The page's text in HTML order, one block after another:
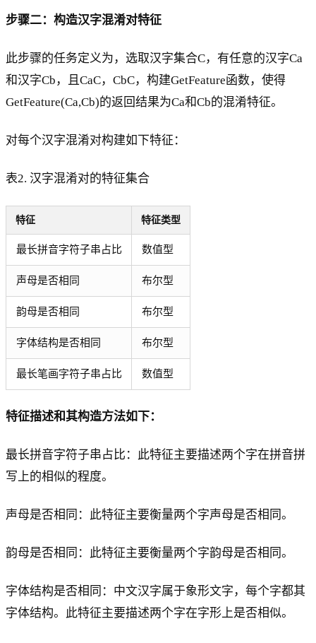
步骤二：构造汉字混淆对特征
此步骤的任务定义为，选取汉字集合C，有任意的汉字Ca
和汉字Cb，且CaC，CbC，构建GetFeature函数，使得
GetFeature(Ca,Cb)的返回结果为Ca和Cb的混淆特征。
对每个汉字混淆对构建如下特征：
表2. 汉字混淆对的特征集合
特征 特征类型
最长拼音字符子串占比 数值型
声母是否相同 布尔型
韵母是否相同 布尔型
字体结构是否相同 布尔型
最长笔画字符子串占比 数值型
特征描述和其构造方法如下：
最长拼音字符子串占比：此特征主要描述两个字在拼音拼
写上的相似的程度。
声母是否相同：此特征主要衡量两个字声母是否相同。
韵母是否相同：此特征主要衡量两个字韵母是否相同。
字体结构是否相同：中文汉字属于象形文字，每个字都其
字体结构。此特征主要描述两个字在字形上是否相似。